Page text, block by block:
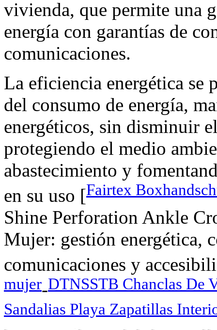
vivienda, que permite una
energía con garantías de
comunicaciones.
La eficiencia energética se
del consumo de energía,
energéticos, sin disminuir
protegiendo el medio
abastecimiento y
en su uso [Fairtex
Shine Perforation Ankle
Mujer: gestión energética,
comunicaciones y
mujer-DTNSSTB Chanclas De
Sandalias Playa Zapatillas